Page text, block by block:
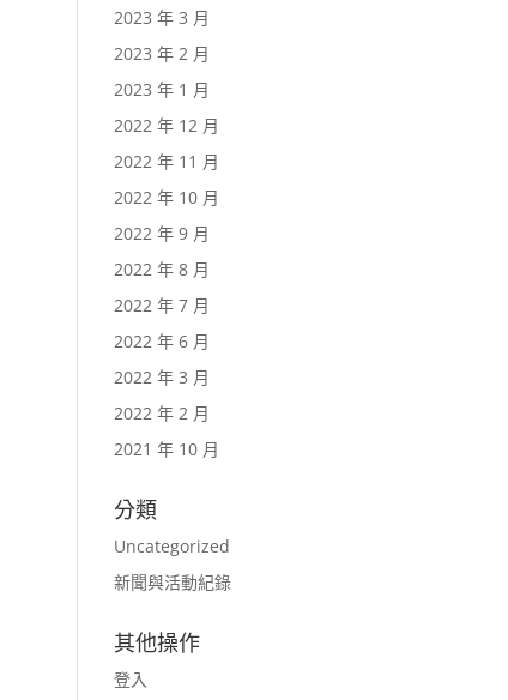
2023 年 3 月
2023 年 2 月
2023 年 1 月
2022 年 12 月
2022 年 11 月
2022 年 10 月
2022 年 9 月
2022 年 8 月
2022 年 7 月
2022 年 6 月
2022 年 3 月
2022 年 2 月
2021 年 10 月
分類
Uncategorized
新聞與活動紀錄
其他操作
登入